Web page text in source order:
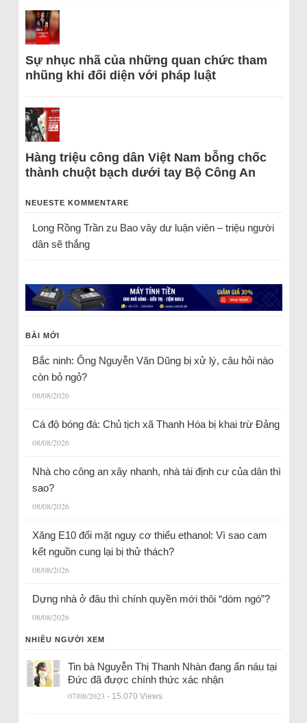
Sự nhục nhã của những quan chức tham
nhũng khi đối diện với pháp luật
Hàng triệu công dân Việt Nam bỗng chốc
thành chuột bạch dưới tay Bộ Công An
NEUESTE KOMMENTARE
Long Rồng Trầnzu Bao vây dư luận viên – triệu người
dân sẽ thắng
BÀI MỚI
Bắc ninh: Ông Nguyễn Văn Dũng bị xử lý, câu hỏi nào
còn bỏ ngỏ?
08/08/2026
Cá độ bóng đá: Chủ tịch xã Thanh Hóa bị khai trừ Đảng
08/08/2026
Nhà cho công an xây nhanh, nhà tái định cư của dân thì
sao?
08/08/2026
Xăng E10 đối mặt nguy cơ thiếu ethanol: Vì sao cam
kết nguồn cung lại bị thử thách?
08/08/2026
Dựng nhà ở đâu thì chính quyền mới thôi “dòm ngó”?
08/08/2026
NHIỀU NGƯỜI XEM
Tin bà Nguyễn Thị Thanh Nhàn đang ẩn náu tại
Đức đã được chính thức xác nhận
07/08/2023 - 15.070 Views